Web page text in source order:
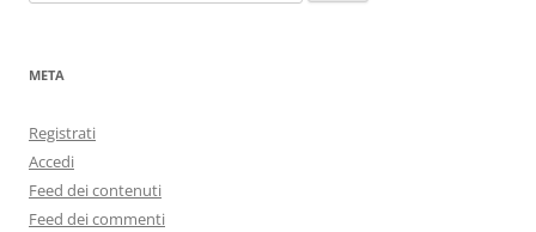
per:
META
Registrati
Accedi
Feed dei contenuti
Feed dei commenti